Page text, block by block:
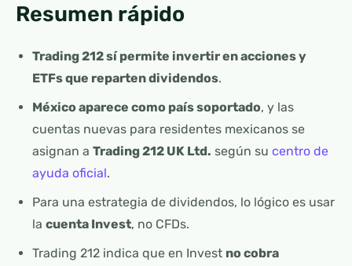
Resumen rápido
Trading 212 sí permite invertir en acciones y
ETFs que reparten dividendos.
México aparece como país soportado, y las
cuentas nuevas para residentes mexicanos se
asignan a Trading 212 UK Ltd. según su centro de
ayuda oficial.
Para una estrategia de dividendos, lo lógico es usar
la cuenta Invest, no CFDs.
Trading 212 indica que en Invest no cobra